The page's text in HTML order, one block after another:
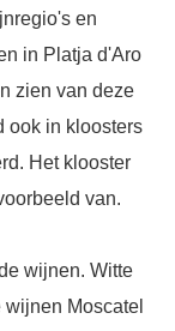
en
in Platja d'Aro
zien van deze
ook in kloosters
Het klooster
van.
wijnen. Witte
Moscatel